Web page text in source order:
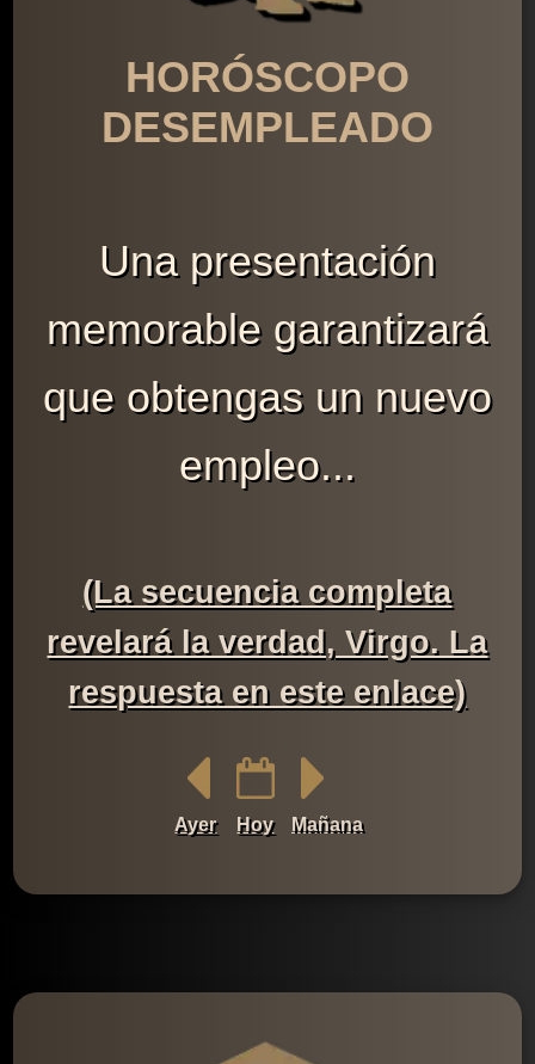
HORÓSCOPO
DESEMPLEADO
Una presentación
memorable garantizará
que obtengas un nuevo
empleo...
(La secuencia completa
revelará la verdad, Virgo. La
respuesta en este enlace)
Ayer Hoy Mañana